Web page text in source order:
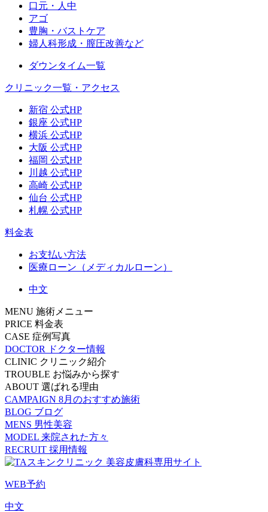
口元・人中
アゴ
豊胸・バストケア
婦人科形成・膣圧改善など
ダウンタイム一覧
クリニック一覧・アクセス
新宿 公式HP
銀座 公式HP
横浜 公式HP
大阪 公式HP
福岡 公式HP
川越 公式HP
高崎 公式HP
仙台 公式HP
札幌 公式HP
料金表
お支払い方法
医療ローン（メディカルローン）
中文
MENU 施術メニュー
PRICE 料金表
CASE 症例写真
DOCTOR
ドクター情報
CLINIC クリニック紹介
TROUBLE お悩みから探す
ABOUT 選ばれる理由
CAMPAIGN 8月のおすすめ施術
BLOG ブログ
MENS 男性美容
MODEL 来院された方々
RECRUIT 採用情報
WEB予約
中文